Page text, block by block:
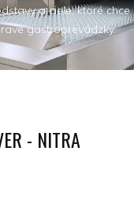
a ciele, ktoré
gastroprevádzky.
- NITRA